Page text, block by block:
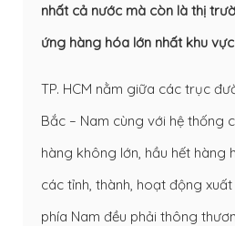
nhất cả nước mà còn là thị
ứng hàng hóa lớn nhất khu
TP. HCM nằm giữa các trục
Bắc – Nam cùng với hệ thống
hàng không lớn, hầu hết
các tỉnh, thành, hoạt động
phía Nam đều phải thông